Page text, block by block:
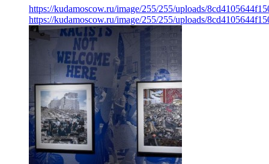
https://kudamoscow.ru/image/255/255/uploads/
https://kudamoscow.ru/image/255/255/uploads/